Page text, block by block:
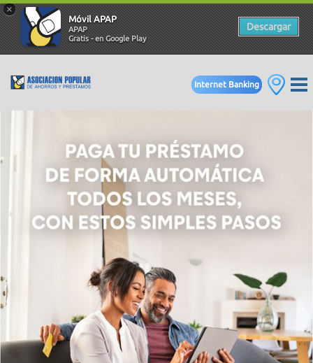
×
Móvil APAP
APAP
Gratis - en Google Play
Descargar
Internet Banking